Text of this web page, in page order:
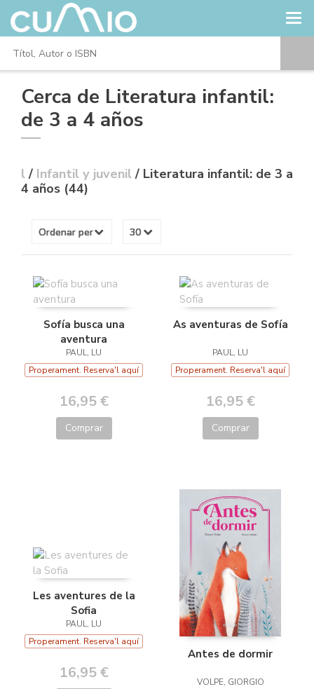
Cerca de Literatura infantil:
de 3 a 4 años
l/ Infantil y juvenil/ Literatura infantil: de 3 a
4 años (44)
Sofía busca una
aventura
PAUL, LU
Properament. Reserva'l aquí
16,95 €
Comprar
As aventuras de Sofía
PAUL, LU
Properament. Reserva'l aquí
16,95 €
Comprar
Les aventures de la
Sofia
PAUL, LU
Properament. Reserva'l aquí
16,95 €
Antes de dormir
VOLPE, GIORGIO